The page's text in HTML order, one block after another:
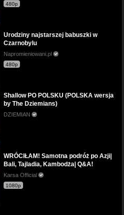
480p
Urodziny najstarszej babuszki w
Czarnobylu
Napromieniowani.pl
480p
Shallow PO POLSKU (POLSKA wersja
by The Dziemians)
DZIEMIAN
WRÓCIŁAM! Samotna podróż po Azji|
Bali, Tajladia, Kambodża| Q&A!
Karsa Official
1080p